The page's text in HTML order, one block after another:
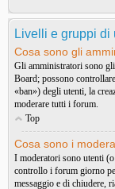
Livelli e gruppi di
Cosa sono gli
Gli amministratori sono
Board; possono
«ban») degli utenti, la
moderare tutti i forum.
Top
Cosa sono i
I moderatori sono utenti
controllo i forum giorno
messaggio e di chiudere,